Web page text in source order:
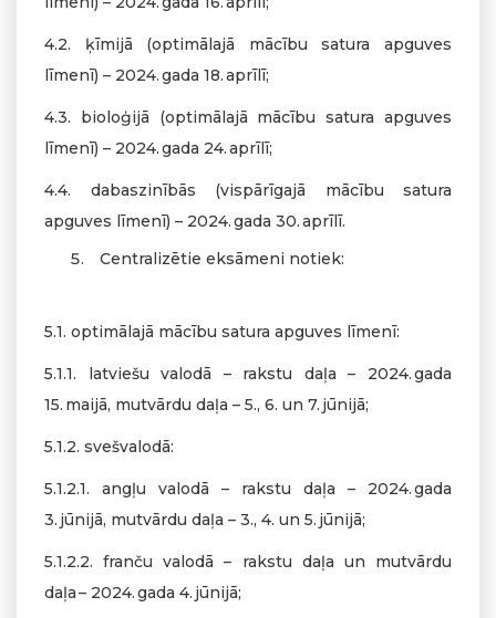
4.2. ķīmijā (optimālajā mācību satura apguves
līmenī) – 2024. gada 18. aprīlī;
4.3. bioloģijā (optimālajā mācību satura apguves
līmenī) – 2024. gada 24. aprīlī;
4.4. dabaszinībās (vispārīgajā mācību satura
apguves līmenī) – 2024. gada 30. aprīlī.
Centralizētie eksāmeni notiek:
5.1. optimālajā mācību satura apguves līmenī:
5.1.1. latviešu valodā – rakstu daļa – 2024. gada
15. maijā, mutvārdu daļa – 5., 6. un 7. jūnijā;
5.1.2. svešvalodā:
5.1.2.1. angļu valodā – rakstu daļa – 2024. gada
3. jūnijā, mutvārdu daļa – 3., 4. un 5. jūnijā;
5.1.2.2. franču valodā – rakstu daļa un mutvārdu
daļa – 2024. gada 4. jūnijā;